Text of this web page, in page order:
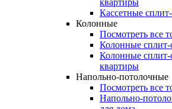
квартиры
Кассетные
Колонные
Посмотреть все
Колонные сплит-
Колонные сплит-
квартиры
Напольно-потолочные
Посмотреть все
Напольно-